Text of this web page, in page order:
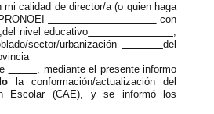
mi calidad de director/a (o quien haga
con
,del nivel educativo
,
sector/urbanización
del
, mediante el presente informo
la conformación/actualización del
Escolar (CAE), y se informó los